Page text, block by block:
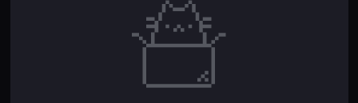
Букмекеры
CS 2